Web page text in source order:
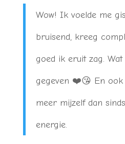
Wow! Ik voelde me
bruisend, kreeg
goed ik eruit zag.
gegeven ❤️😘 En
meer mijzelf dan
energie.